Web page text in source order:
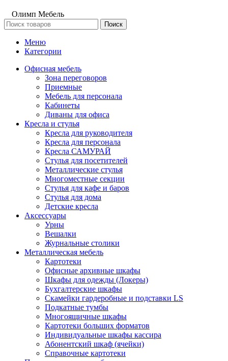
Олимп Мебель
Поиск
Меню
Категории
Офисная мебель
Зона переговоров
Приемные
Мебель для персонала
Кабинеты
Диваны для офиса
Кресла и стулья
Кресла для руководителя
Кресла для персонала
Кресла САМУРАЙ
Стулья для посетителей
Металлические стулья
Многоместные секции
Стулья для кафе и баров
Стулья для дома
Детские кресла
Аксессуары
Урны
Вешалки
Журнальные столики
Металлическая мебель
Картотеки
Офисные архивные шкафы
Шкафы для одежды (Локеры)
Бухгалтерские шкафы
Скамейки гардеробные и подставки LS
Подкатные тумбы
Многоящичные шкафы
Картотеки больших форматов
Индивидуальные шкафы кассира
Абонентский шкаф (ячейки)
Справочные картотеки